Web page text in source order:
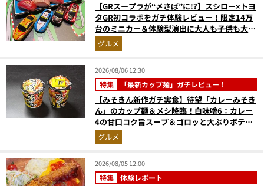
【GRスープラが“〆さば”に!?】スシロー×トヨ
タGR初コラボをガチ体験レビュー！限定14万
台のミニカー＆体験型演出に大人も子供も大興
奮間違いなし
グルメ
2026/08/06 12:30
特集 「最新カップ麺」ガチレビュー！
【みそきん新作ガチ実食】待望「カレーみそき
ん」のカップ麺＆メシ降臨！白味噌6：カレー
4の甘口コク旨スープ＆ゴロッと大ぶりポテト
に歓喜
グルメ
2026/08/05 12:00
特集 体験レポート